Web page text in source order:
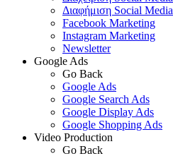
Διαφήμιση Social Media
Facebook Marketing
Instagram Marketing
Newsletter
Google Ads
Go Back
Google Ads
Google Search Ads
Google Display Ads
Google Shopping Ads
Video Production
Go Back